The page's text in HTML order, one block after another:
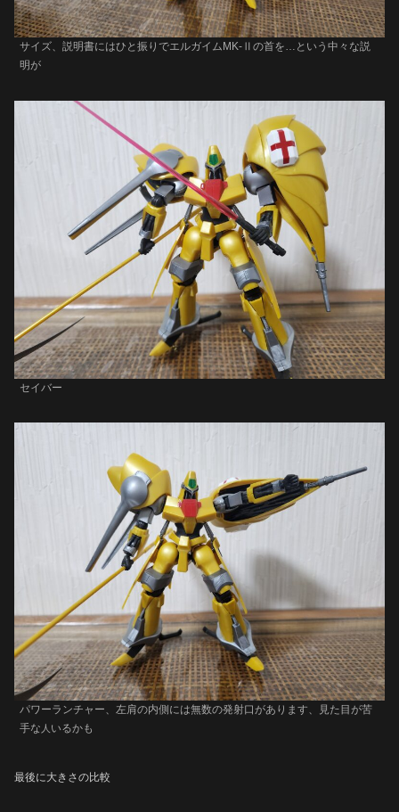
サイズ、説明書にはひと振りでエルガイムMK-Ⅱの首を…という中々な説
明が
セイバー
パワーランチャー、左肩の内側には無数の発射口があります、見た目が苦
手な 人 いるかも
最後に大きさの比較